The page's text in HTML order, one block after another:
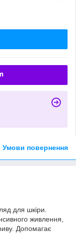
Умови повернення
для шкіри.
живлення,
Допомагає